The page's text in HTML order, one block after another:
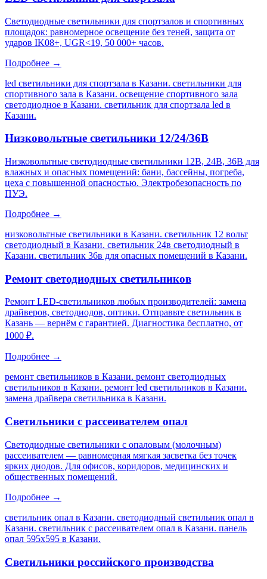
Светодиодные светильники для спортзалов и спортивных
площадок: равномерное освещение без теней, защита от
ударов IK08+, UGR<19, 50 000+ часов.
Подробнее →
led светильники для спортзала в Казани. светильники для
спортивного зала в Казани. освещение спортивного зала
светодиодное в Казани. светильник для спортзала led в
Казани.
Низковольтные светильники 12/24/36В
Низковольтные светодиодные светильники 12В, 24В, 36В для
влажных и опасных помещений: бани, бассейны, погреба,
цеха с повышенной опасностью. Электробезопасность по
ПУЭ.
Подробнее →
низковольтные светильники в Казани. светильник 12 вольт
светодиодный в Казани. светильник 24в светодиодный в
Казани. светильник 36в для опасных помещений в Казани.
Ремонт светодиодных светильников
Ремонт LED-светильников любых производителей: замена
драйверов, светодиодов, оптики. Отправьте светильник в
Казань — вернём с гарантией. Диагностика бесплатно, от
1000 ₽.
Подробнее →
ремонт светильников в Казани. ремонт светодиодных
светильников в Казани. ремонт led светильников в Казани.
замена драйвера светильника в Казани.
Светильники с рассеивателем опал
Светодиодные светильники с опаловым (молочным)
рассеивателем — равномерная мягкая засветка без точек
ярких диодов. Для офисов, коридоров, медицинских и
общественных помещений.
Подробнее →
светильник опал в Казани. светодиодный светильник опал в
Казани. светильник с рассеивателем опал в Казани. панель
опал 595х595 в Казани.
Светильники российского производства